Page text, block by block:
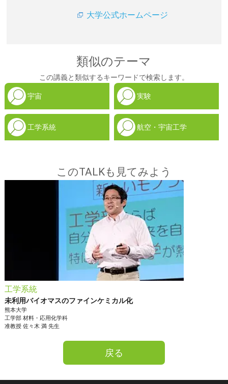
大学公式ホームページ
類似のテーマ
この講義と類似するキーワードで検索します。
宇宙 実験
工学系統 航空・宇宙工学
このTALKも見てみよう
工学系統
未利用バイオマスのファインケミカル化
熊本大学
工学部 材料・応用化学科
准教授 佐々木 満先生
戻る